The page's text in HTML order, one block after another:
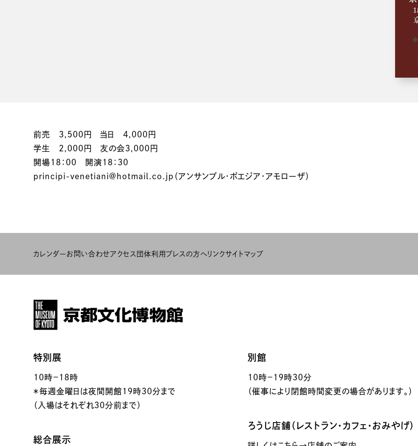
前売 3,500円 当日 4,000円
学生 2,000円 友の会3,000円
開場18：00 開演18：30
principi-venetiani@hotmail.co.jp（アンサンブル・ポエジア・アモローザ）
カレンダーお問い合わせアクセス 団体利用 プレスの方へリンクサイトマップ
特別展
10時－18時
＊毎週金曜日は夜間開館19時30分まで
（入場はそれぞれ30分前まで）
総合展示
別館
10時－19時30分
（催事により閉館時間変更の場合があります。）
ろうじ店舗（レストラン・カフェ・おみやげ）